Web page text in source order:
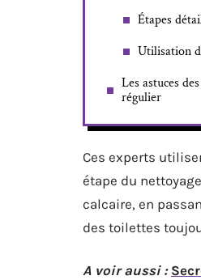
Étapes
Utilisation
Les astuces
régulier
Ces experts
étape du
calcaire, en
des toilettes
A voir aussi :